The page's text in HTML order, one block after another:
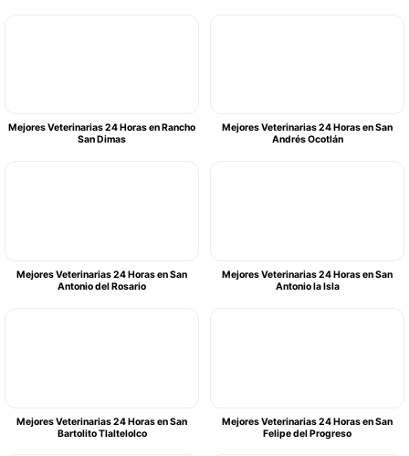
Mejores Veterinarias 24 Horas en Rancho
San Dimas
Mejores Veterinarias 24 Horas en San
Andrés Ocotlán
Mejores Veterinarias 24 Horas en San
Antonio del Rosario
Mejores Veterinarias 24 Horas en San
Antonio la Isla
Mejores Veterinarias 24 Horas en San
Bartolito Tlaltelolco
Mejores Veterinarias 24 Horas en San
Felipe del Progreso